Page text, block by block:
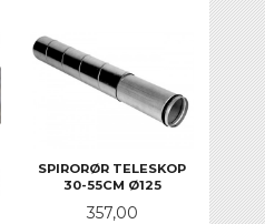
SPIRORØR TELESKOP
30-55CM Ø125
Pris
357,00